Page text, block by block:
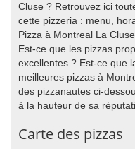
Cluse ? Retrouvez ici
cette pizzeria : menu,
Pizza à Montreal La Cluse.
Est-ce que les pizzas
excellentes ? Est-ce que
meilleures pizzas à
des pizzanautes ci-
à la hauteur de sa
Carte des pizzas